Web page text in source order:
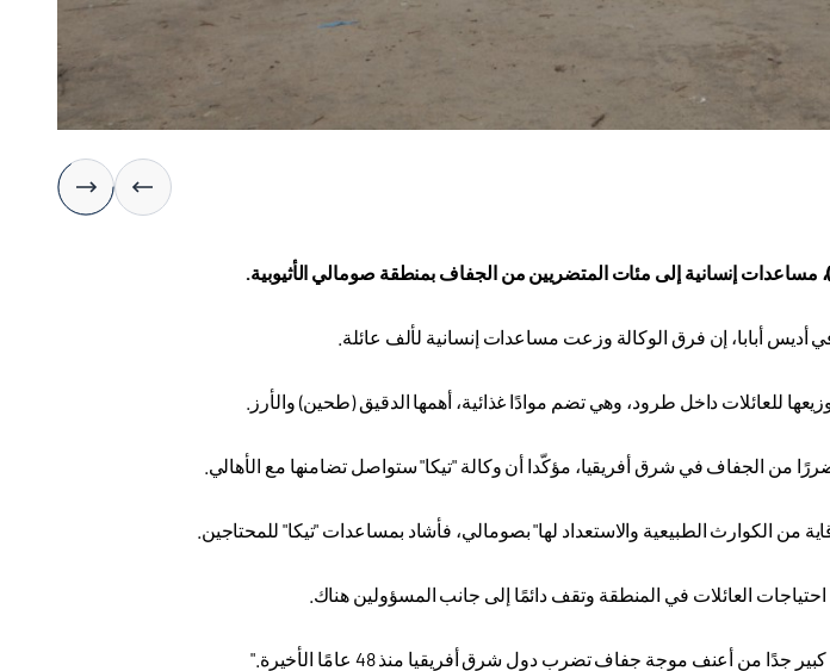
مساعدات إنسانية إلى مئات المتضريين من الجفاف بمنطقة صومالي الأثيوبية
أبابا، إن فرق الوكالة وزعت مساعدات إنسانية لألف عائلة
للعائلات داخل طرود، وهي تضم موادًا غذائية، أهمها الدقيق (طحين) والأرز
من الجفاف في شرق أفريقيا، مؤكّدا أن وكالة "تيكا" ستواصل تضامنها مع الأهالي
من الكوارث الطبيعية والاستعداد لها" بصومالي، فأشاد بمساعدات "تيكا" للمحتاجين
احتياجات العائلات في المنطقة وتقف دائمًا إلى جانب المسؤولين هناك
من أعنف موجة جفاف تضرب دول شرق أفريقيا منذ 48 عامًا الأخيرة ".